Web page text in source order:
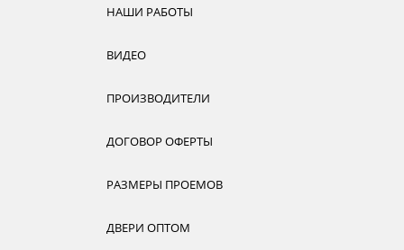
НАШИ РАБОТЫ
ВИДЕО
ПРОИЗВОДИТЕЛИ
ДОГОВОР ОФЕРТЫ
РАЗМЕРЫ ПРОЕМОВ
ДВЕРИ ОПТОМ